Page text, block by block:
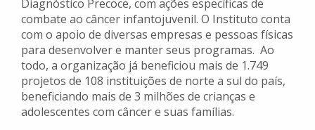
Diagnóstico Precoce, com ações específicas de
combate ao câncer infantojuvenil. O Instituto conta
com o apoio de diversas empresas e pessoas físicas
para desenvolver e manter seus programas. Ao
todo, a organização já beneficiou mais de 1.749
projetos de 108 instituições de norte a sul do país,
beneficiando mais de 3 milhões de crianças e
adolescentes com câncer e suas famílias.